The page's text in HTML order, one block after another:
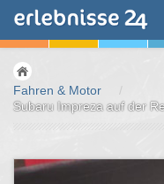
Fahren & Motor
/
Subaru Impreza auf der